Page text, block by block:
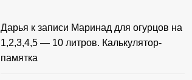
Дарья к записи Маринад для огурцов на
1,2,3,4,5 — 10 литров. Калькулятор-
памятка